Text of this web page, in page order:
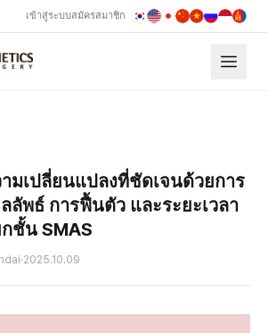
เข้าสู่ระบบสมัครสมาชิก
มเปลี่ยนแปลงที่ชัดเจนด้วยการ
ลัพธ์ การฟื้นตัว และระยะเวลา
ชั้น SMAS
·2025.10.09